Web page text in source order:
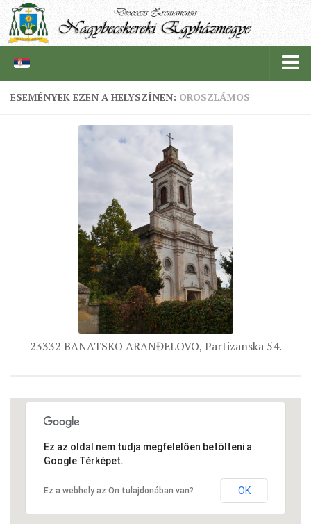
TÖRTÉNELEM
EGYHÁZI INTÉZMÉNYEINK
EGYHÁZMEGYEI LEVÉLTÁR
LELKIPÁSZTOROK
SZERZETESRENDEK
IN MEMORIAM
ÉSZAKI ESPERESSÉG
ARCHÍVUM
ARCHÍV ÉLETKÉPEK
SZINÓDUS
ESEMÉNYEK EZEN A HELYSZÍNEN: OROSZLÁMOS
23332 BANATSKO ARANĐELOVO, Partizanska 54.
Ez az oldal nem tudja megfelelően betölteni a
Google Térképet.
Ez a webhely az Ön tulajdonában van? OK